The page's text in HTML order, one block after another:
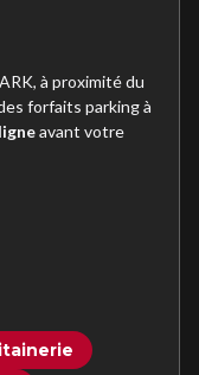
à proximité du
forfaits parking à
avant votre